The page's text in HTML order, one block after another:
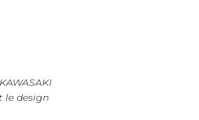
le design